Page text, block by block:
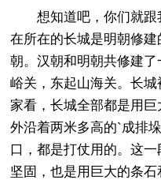
想知道吧，你们就跟
在所在的长城是明朝修
朝。汉朝和明朝共修建
峪关，东起山海关。长
家看，长城全部都是用
外沿着两米多高的`成排
口，都是打仗用的。这
坚固，也是用巨大的条